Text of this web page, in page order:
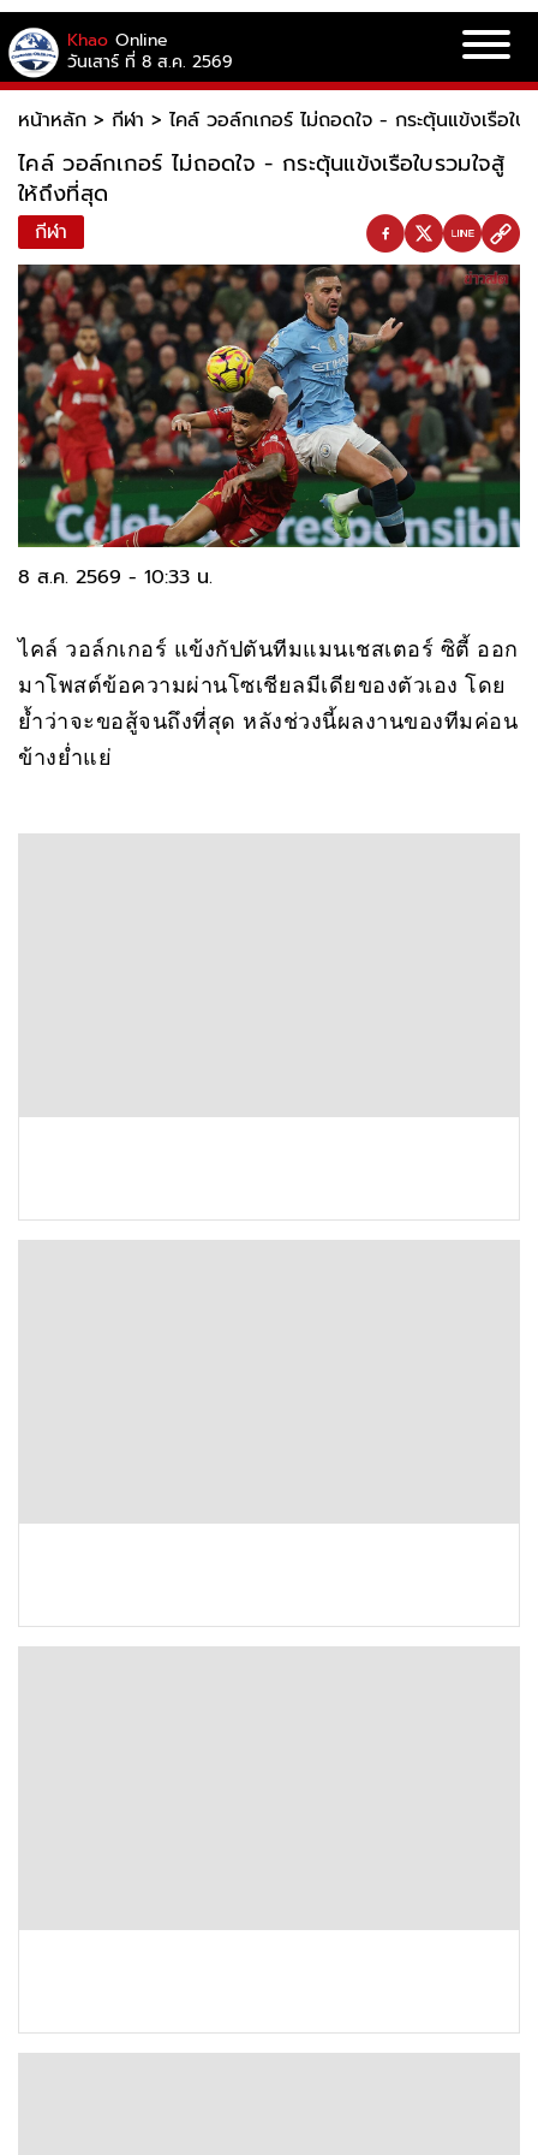
Khao Online
วันเสาร์ ที่ 8 ส.ค. 2569
หน้าหลัก > กีฬา > ไคล์ วอล์กเกอร์ ไม่ถอดใจ - กระตุ้นแข้งเรือใบ
ไคล์ วอล์กเกอร์ ไม่ถอดใจ - กระตุ้นแข้งเรือใบรวมใจสู้
ให้ถึงที่สุด
กีฬา
8 ส.ค. 2569 - 10:33 น.
ไคล์ วอล์กเกอร์ แข้งกัปตันทีมแมนเชสเตอร์ ซิตี้ ออก
มาโพสต์ข้อความผ่านโซเชียลมีเดียของตัวเอง โดย
ย้ำว่าจะขอสู้จนถึงที่สุด หลังช่วงนี้ผลงานของทีมค่อน
ข้างย่ำแย่